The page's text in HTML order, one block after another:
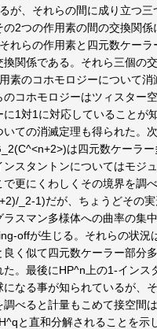
が、それらの間に成り立つ三
2つの作用素の間の交換関係
れらの作用素と四元数ケーラ
関係である。それら三個の
素のコホモロジーについて消
コホモロジーはツィスター
に1対1に対応していることが
いての消滅定理も得られた。
は四元数ケーラ
スタントンについてはモジ
更にくわしくその境界を調
_2-1)だが、ちょうどその
スマン多様体への曲率の集
offが生じる。それらの状況
く似て四元数ケーラー部分
た。最後にHP^n上の1-インス
になる事が知られているが、
べると計量もこめて接空間は
と直和分解されることを示